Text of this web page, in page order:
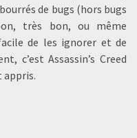
de bugs (hors bugs
très bon, ou même
de les ignorer et de
c’est Assassin’s Creed
appris.